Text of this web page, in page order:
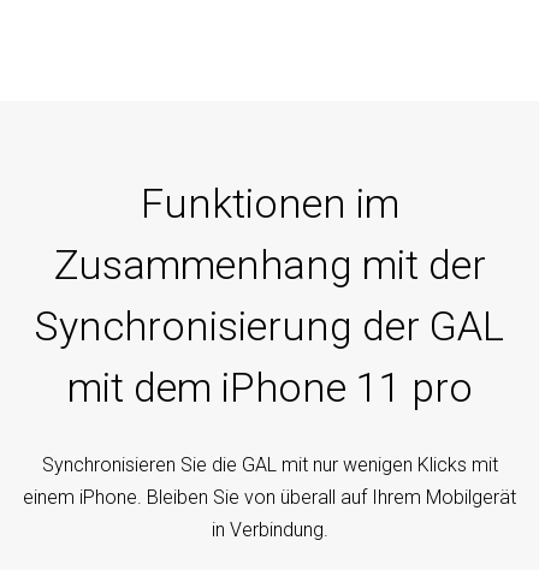
Funktionen im
Zusammenhang mit der
Synchronisierung der GAL
mit dem iPhone 11 pro
Synchronisieren Sie die GAL mit nur wenigen Klicks mit
einem iPhone. Bleiben Sie von überall auf Ihrem Mobilgerät
in Verbindung.